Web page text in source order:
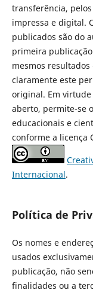
transferência,
impressa e digital.
publicados são do
primeira
mesmos
claramente este
original. Em
aberto, permite-se
educacionais e
conforme a licença
Internacional.
Política de
Os nomes e
usados
publicação, não
finalidades ou a